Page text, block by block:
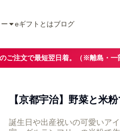
eギフトとはブログ
ご注文で最短翌日着。（※離島・一
【京都宇治】野菜と米
誕生日や出産祝いの可愛いア